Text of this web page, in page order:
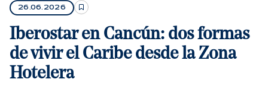
26.06.2026
Iberostar en Cancún: dos formas
de vivir el Caribe desde la Zona
Hotelera